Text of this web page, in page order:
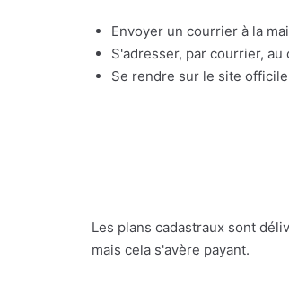
Envoyer un courrier à la
S'adresser, par courrier,
Se rendre sur le site officile
Les plans cadastraux sont
mais cela s'avère payant.